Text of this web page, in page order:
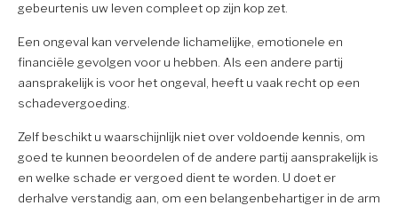
gebeurtenis uw leven compleet op zijn kop zet.
Een ongeval kan vervelende lichamelijke, emotionele en
financiële gevolgen voor u hebben. Als een andere partij
aansprakelijk is voor het ongeval, heeft u vaak recht op een
schadevergoeding.
Zelf beschikt u waarschijnlijk niet over voldoende kennis, om
goed te kunnen beoordelen of de andere partij aansprakelijk is
en welke schade er vergoed dient te worden. U doet er
derhalve verstandig aan, om een belangenbehartiger in de arm